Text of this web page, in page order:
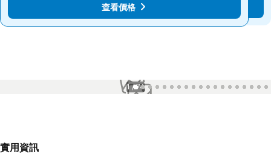
查看價格
查看價格
1 / 74
實用資訊